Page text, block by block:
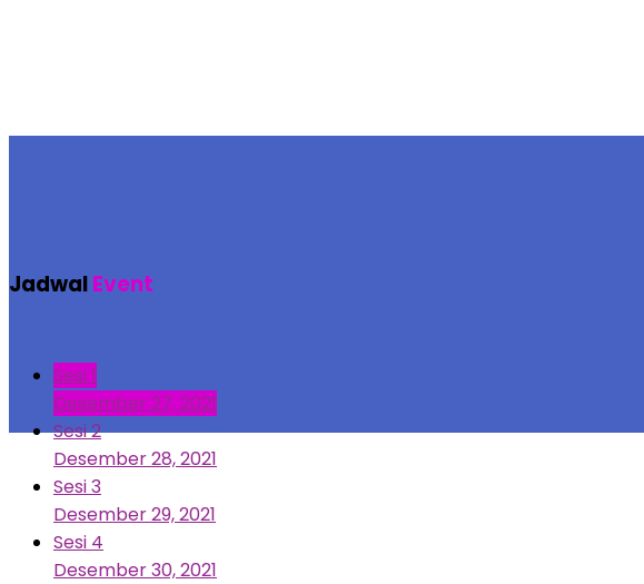
JadwalEvent
Sesi 1
Desember 27, 2021
Sesi 2
Desember 28, 2021
Sesi 3
Desember 29, 2021
Sesi 4
Desember 30, 2021